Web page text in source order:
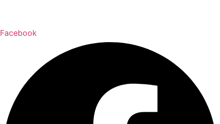
Facebook